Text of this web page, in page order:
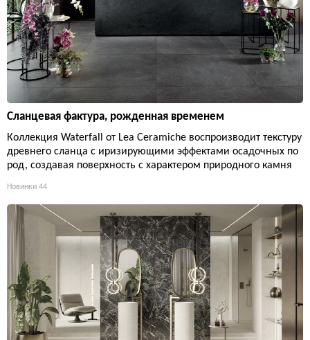
Сланцевая фактура, рожденная временем
Коллекция Waterfall от Lea Ceramiche воспроизводит текстуру
древнего сланца с иризирующими эффектами осадочных по
род, создавая поверхность с характером природного камня
Новинки 44